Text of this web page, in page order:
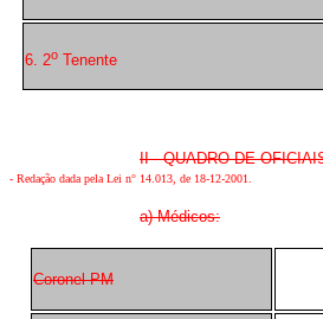
6. 2o Tenente
II - QUADRO DE
- Redação dada pela Lei n° 14.013, de 18-12-2001.
a) Médicos:
Coronel PM